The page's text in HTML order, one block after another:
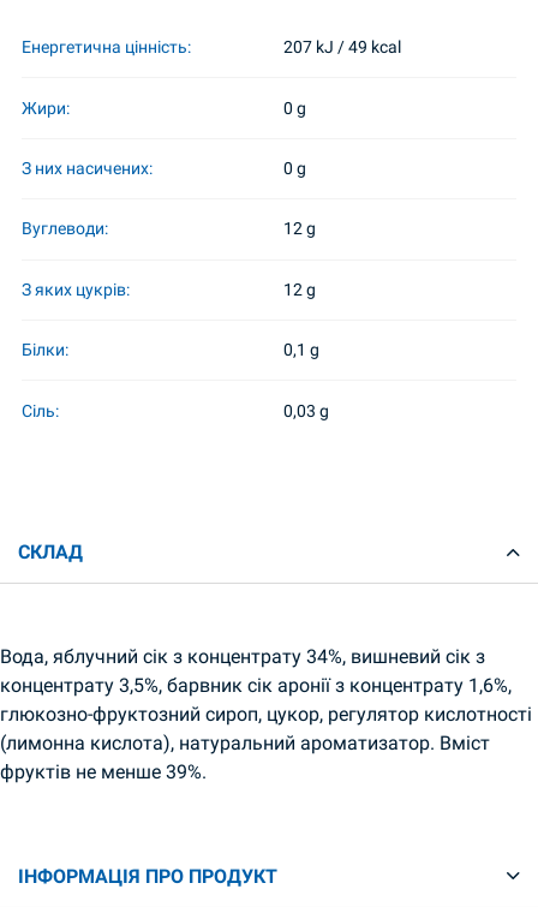
Енергетична цінність: 207 kJ / 49 kcal
Жири: 0 g
З них насичених: 0 g
Вуглеводи: 12 g
З яких цукрів: 12 g
Білки: 0,1 g
Сіль: 0,03 g
СКЛАД
Вода, яблучний сік з концентрату 34%, вишневий сік з
концентрату 3,5%, барвник сік аронії з концентрату 1,6%,
глюкозно-фруктозний сироп, цукор, регулятор кислотності
(лимонна кислота), натуральний ароматизатор. Вміст
фруктів не менше 39%.
ІНФОРМАЦІЯ ПРО ПРОДУКТ